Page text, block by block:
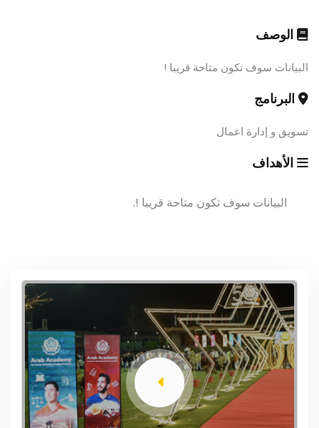
الوصف
البيانات سوف تكون متاحة قريبا !
البرنامج
تسويق و إدارة اعمال
الأهداف
البيانات سوف تكون متاحة قريبا !.